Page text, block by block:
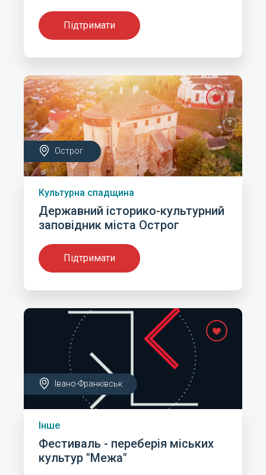
Підтримати
Острог
Культурна спадщина
Державний історико-культурний
заповідник міста Острог
Підтримати
Івано-Франківськ
Інше
Фестиваль - переберія міських
культур "Межа"